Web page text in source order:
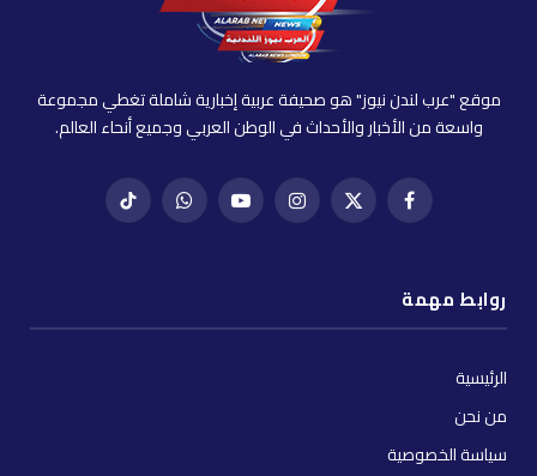
موقع "عرب لندن نيوز" هو صحيفة عربية إخبارية شاملة تغطي مجموعة
واسعة من الأخبار والأحداث في الوطن العربي وجميع أنحاء العالم.
فيسبوكX
إنستغراميوتيوب واتساب تيك
روابط مهمة
الرئيسية
من نحن
سياسة الخصوصية